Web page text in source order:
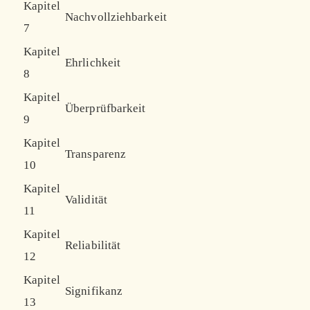
Kapitel
7
Nachvollziehbarkeit
Kapitel
8
Ehrlichkeit
Kapitel
9
Überprüfbarkeit
Kapitel
10
Transparenz
Kapitel
11
Validität
Kapitel
12
Reliabilität
Kapitel
13
Signifikanz